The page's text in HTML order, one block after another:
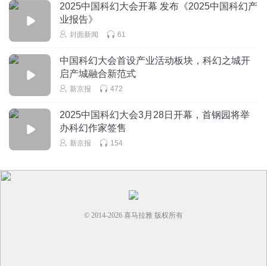
分展现参赛者的智慧和创意、才华和实力。科幻电音节将科
技与音乐完美融合，炫目的灯光、震撼的音响和激昂的旋律
交织在一起，将营造一个充满未来感的音乐空间。
科幻惠民通过丰富多彩的活动形式和内容，让市民近距离感
受科幻文化的魅力，提升公众科学素养和创新意识。
2025中国科幻大会开幕 发布《2025中国科幻产
业报告》
封面新闻 61
中国科幻大会首设产业活动板块，科幻之城开
启产城融合新范式
新京报 472
2025中国科幻大会3月28日开幕，首钢园将举
办科幻作家签售
新京报 154
© 2014-2026 喜马拉雅 版权所有